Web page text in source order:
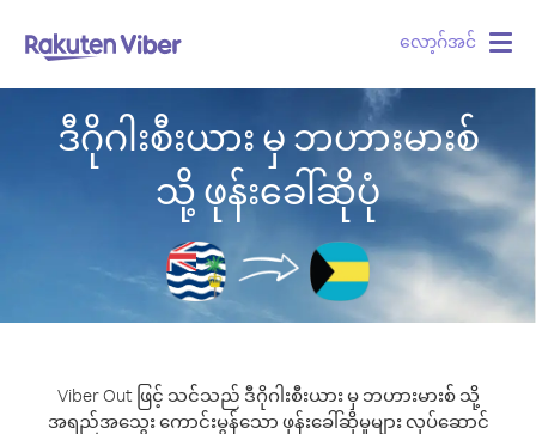
လော့ဂ်အင်
ဒီဂိုဂါးစီးယား မှ ဘဟားမားစ်
သို့ ဖုန်းခေါ်ဆိုပုံ
Viber Out ဖြင့် သင်သည် ဒီဂိုဂါးစီးယား မှ ဘဟားမားစ် သို့
အရည်အသွေး ကောင်းမွန်သော ဖုန်းခေါ်ဆိုမှုများ လုပ်ဆောင်